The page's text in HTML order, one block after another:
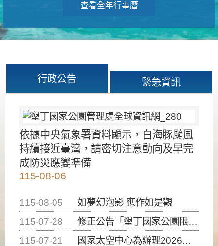
查看全年行事曆
行政公告 緊急資訊
依據中央氣象署資料顯示，白海豚颱風
持續接近臺灣，請密切注意動向及早完
成防災應變準備
115-08-06
115-08-05
如夢幻泡影 應作如是觀
115-07-28
修正公告「墾丁國家公園限制水域遊憩活動之種類、範圍、時間及行為」，自即日生效。
115-07-21
國家太空中心為辦理2026台灣盃火箭競賽，陸、海、空域警戒及協調相關事宜，因颱風備案事宜